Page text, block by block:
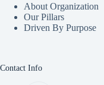
About Organization
Our Pillars
Driven By Purpose​
Contact Info